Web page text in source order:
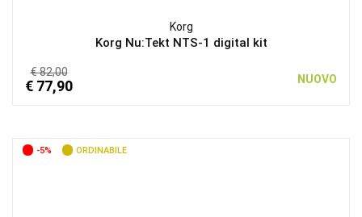
Korg
Korg Nu:Tekt NTS-1 digital kit
€ 82,00
€ 77,90 NUOVO
-5% ORDINABILE